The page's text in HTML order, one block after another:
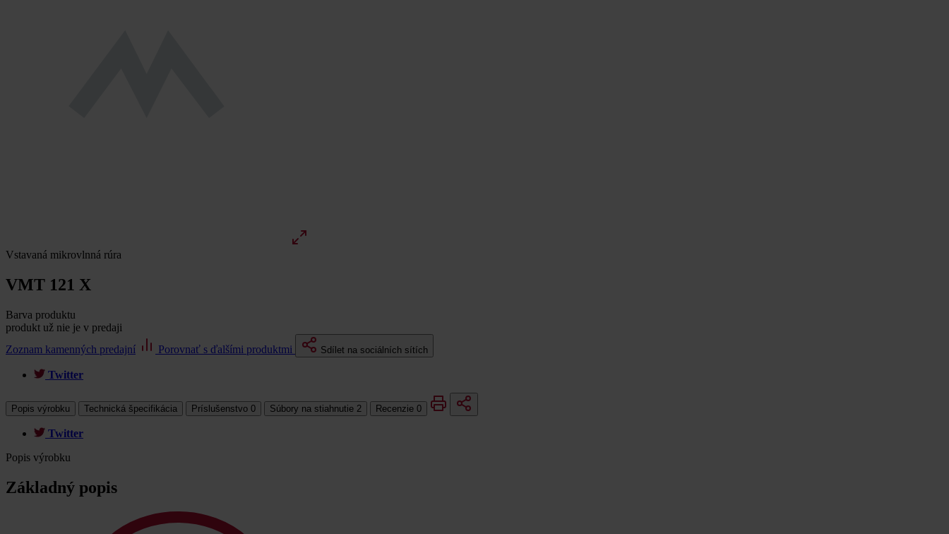
Vstavaná mikrovlnná rúra
VMT 121 X
Barva produktu
produkt už nie je v predaji
Zoznam kamenných predajní
Porovnať s ďalšími produktmi Sdílet na sociálních sítích
Twitter
Popis výrobku Technická špecifikácia Príslušenstvo 0 Súbory na stiahnutie 2 Recenzie 0
Twitter
Popis výrobku
Základný popis